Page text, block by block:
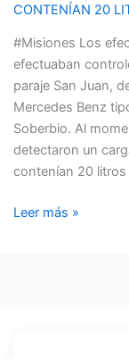
CONTENÍAN 20
#Misiones Los
efectuaban
paraje San Juan,
Mercedes Benz
Soberbio. Al
detectaron un
contenían 20
DE
HERBICIDAS
QUE
CONTENÍAN
20
LITROS
CADA
Leer más »